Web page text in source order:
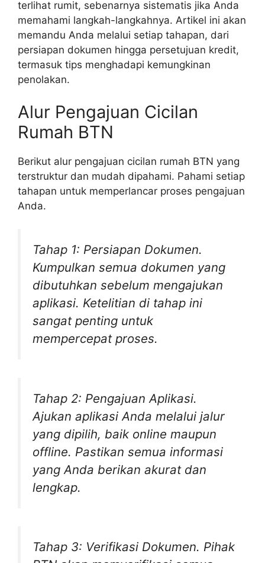
terlihat rumit, sebenarnya sistematis jika Anda
memahami langkah-langkahnya. Artikel ini akan
memandu Anda melalui setiap tahapan, dari
persiapan dokumen hingga persetujuan kredit,
termasuk tips menghadapi kemungkinan
penolakan.
Alur Pengajuan Cicilan
Rumah BTN
Berikut alur pengajuan cicilan rumah BTN yang
terstruktur dan mudah dipahami. Pahami setiap
tahapan untuk memperlancar proses pengajuan
Anda.
Tahap 1: Persiapan Dokumen.
Kumpulkan semua dokumen yang
dibutuhkan sebelum mengajukan
aplikasi. Ketelitian di tahap ini
sangat penting untuk
mempercepat proses.
Tahap 2: Pengajuan Aplikasi.
Ajukan aplikasi Anda melalui jalur
yang dipilih, baik online maupun
offline. Pastikan semua informasi
yang Anda berikan akurat dan
lengkap.
Tahap 3: Verifikasi Dokumen. Pihak